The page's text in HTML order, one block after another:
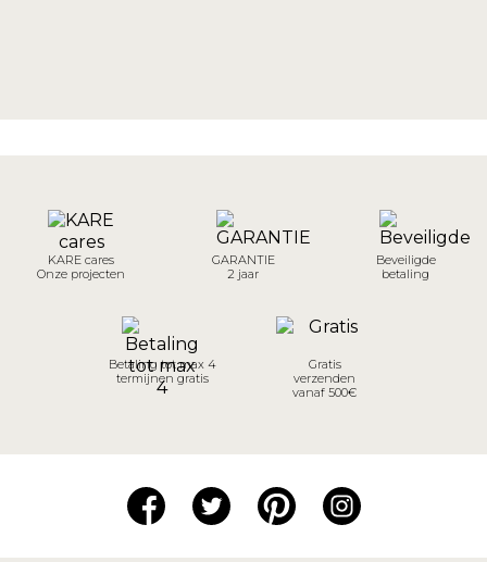
KARE cares
Onze projecten
GARANTIE
2 jaar
Beveiligde
betaling
Betaling tot max 4
termijnen gratis
Gratis
verzenden
vanaf 500€